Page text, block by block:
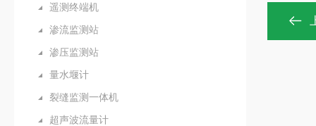
遥测终端机
渗流监测站
渗压监测站
量水堰计
裂缝监测一体机
超声波流量计